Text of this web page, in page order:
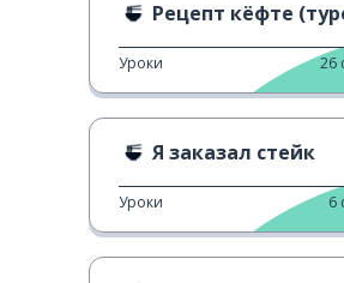
Рецепт кёфте (турецкое
Уроки 26
Я заказал стейк
Уроки 6